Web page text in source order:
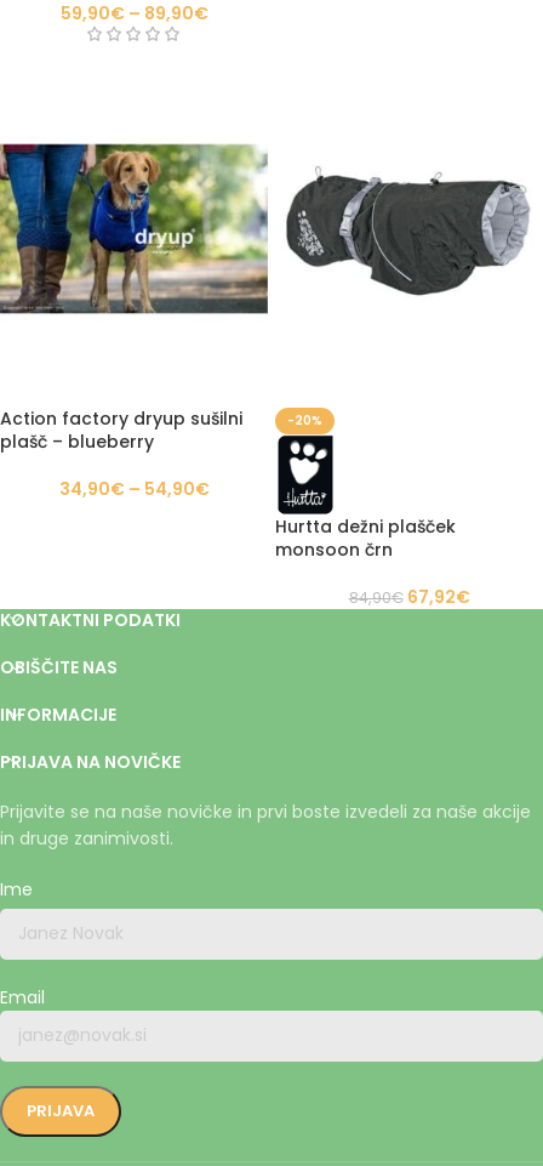
59,90€ – 89,90€
Action factory dryup sušilni
plašč – blueberry
34,90€ – 54,90€
-20%
Hurtta dežni plašček
monsoon črn
84,90€ 67,92€
KONTAKTNI PODATKI
OBIŠČITE NAS
INFORMACIJE
PRIJAVA NA NOVIČKE
Prijavite se na naše novičke in prvi boste izvedeli za naše akcije
in druge zanimivosti.
Ime
Email